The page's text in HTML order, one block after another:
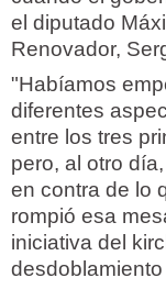
el diputado
Renovador,
"Habíamos
diferentes
entre los tres
pero, al otro
en contra de lo
rompió esa
iniciativa del